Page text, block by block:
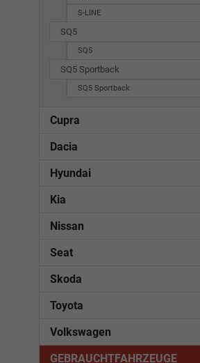
S-LINE
SQ5
SQ5
SQ5 Sportback
SQ5 Sportback
Cupra
Dacia
Hyundai
Kia
Nissan
Seat
Skoda
Toyota
Volkswagen
GEBRAUCHTFAHRZEUGE